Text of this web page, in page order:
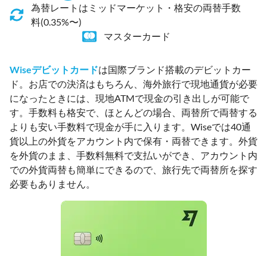
為替レートはミッドマーケット・格安の両替手数
料(0.35%〜)
マスターカード
Wiseデビットカードは国際ブランド搭載のデビットカー
ド。お店での決済はもちろん、海外旅行で現地通貨が必要
になったときには、現地ATMで現金の引き出しが可能で
す。手数料も格安で、ほとんどの場合、両替所で両替する
よりも安い手数料で現金が手に入ります。Wiseでは40通
貨以上の外貨をアカウント内で保有・両替できます。外貨
を外貨のまま、手数料無料で支払いができ、アカウント内
での外貨両替も簡単にできるので、旅行先で両替所を探す
必要もありません。